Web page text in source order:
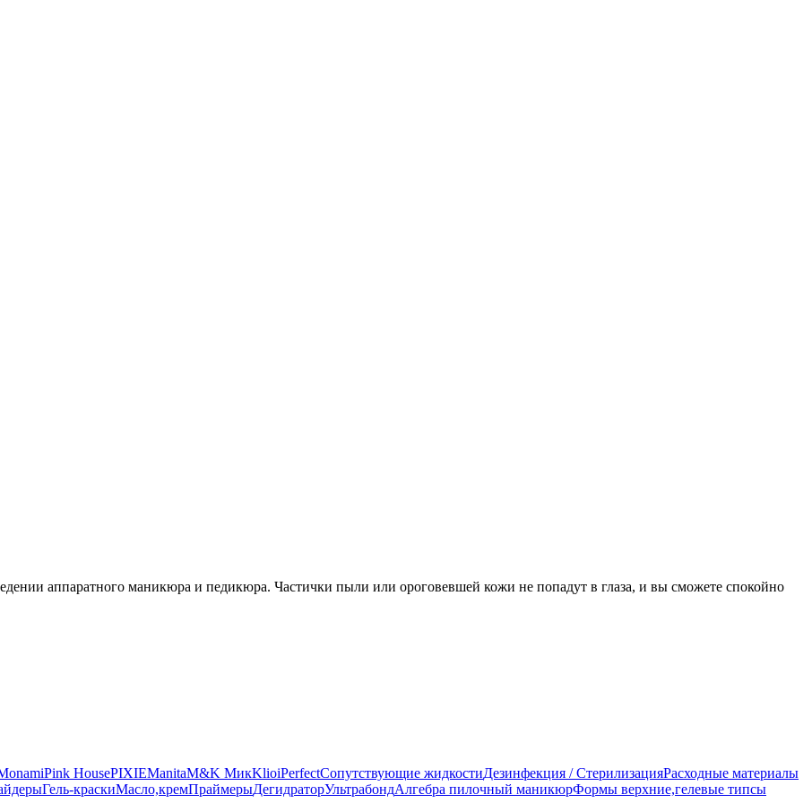
аппаратного маникюра и педикюра. Частички пыли или ороговевшей кожи не попадут в глаза, и вы сможете спокойно
Pink HousePIXIEManitaM&K МикKlioiPerfectСопутствующие жидкостиДезинфекция / СтерилизацияРасходные материалы
Гель-краскиМасло,кремПраймерыДегидраторУльтрабондАлгебра пилочный маникюрФормы верхние,гелевые типсы